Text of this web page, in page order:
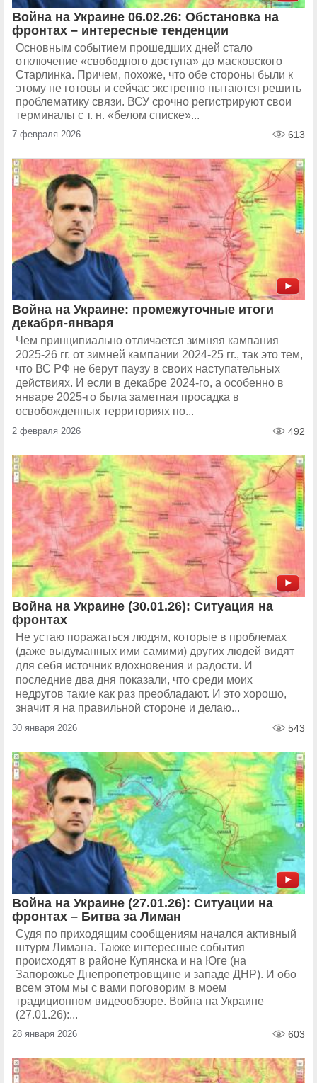
Война на Украине 06.02.26: Обстановка на
фронтах – интересные тенденции
Основным событием прошедших дней стало
отключение «свободного доступа» до масковского
Старлинка. Причем, похоже, что обе стороны были к
этому не готовы и сейчас экстренно пытаются решить
проблематику связи. ВСУ срочно регистрируют свои
терминалы с т. н. «белом списке»...
7 февраля 2026 613
Война на Украине: промежуточные итоги
декабря-января
Чем принципиально отличается зимняя кампания
2025-26 гг. от зимней кампании 2024-25 гг., так это тем,
что ВС РФ не берут паузу в своих наступательных
действиях. И если в декабре 2024-го, а особенно в
январе 2025-го была заметная просадка в
освобожденных территориях по...
2 февраля 2026 492
Война на Украине (30.01.26): Ситуация на
фронтах
Не устаю поражаться людям, которые в проблемах
(даже выдуманных ими самими) других людей видят
для себя источник вдохновения и радости. И
последние два дня показали, что среди моих
недругов такие как раз преобладают. И это хорошо,
значит я на правильной стороне и делаю...
30 января 2026 543
Война на Украине (27.01.26): Ситуации на
фронтах – Битва за Лиман
Судя по приходящим сообщениям начался активный
штурм Лимана. Также интересные события
происходят в районе Купянска и на Юге (на
Запорожье Днепропетровщине и западе ДНР). И обо
всем этом мы с вами поговорим в моем
традиционном видеообзоре. Война на Украине
(27.01.26):...
28 января 2026 603